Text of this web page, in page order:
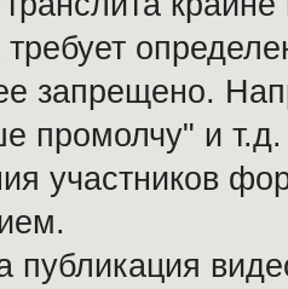
запрещено.
промолчу" и
участников
публикация